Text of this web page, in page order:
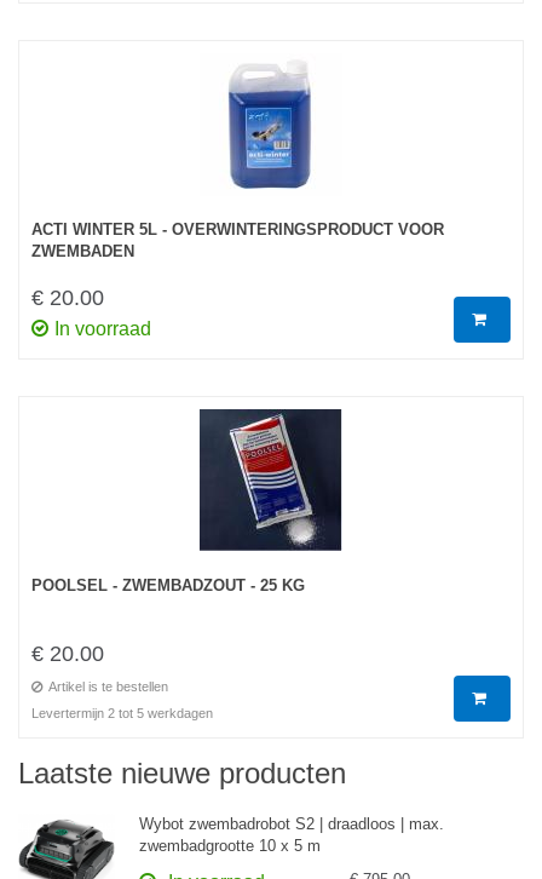
ACTI WINTER 5L - OVERWINTERINGSPRODUCT VOOR
ZWEMBADEN
€ 20.00
In voorraad
POOLSEL - ZWEMBADZOUT - 25 KG
€ 20.00
Artikel is te bestellen
Levertermijn 2 tot 5 werkdagen
Laatste nieuwe producten
Wybot zwembadrobot S2 | draadloos | max.
zwembadgrootte 10 x 5 m